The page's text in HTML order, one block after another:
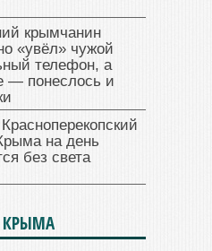
крымчанин
«увёл» чужой
телефон, а
— понеслось и
на день
без света
КРЫМА